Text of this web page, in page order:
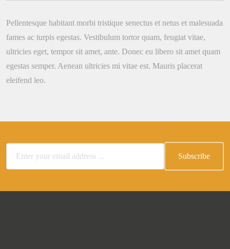
Pellentesque habitant morbi tristique senectus et netus et malesuada
fames ac turpis egestas. Vestibulum tortor quam, feugiat vitae,
ultricies eget, tempor sit amet, ante. Donec eu libero sit amet quam
egestas semper. Aenean ultricies mi vitae est. Mauris placerat
eleifend leo.